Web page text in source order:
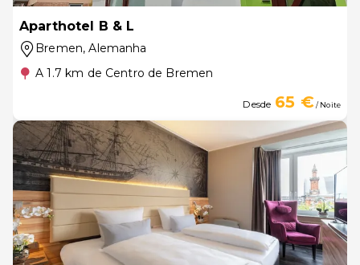
Aparthotel B & L
Bremen, Alemanha
A 1.7 km de Centro de Bremen
Desde 65 €/ Noite